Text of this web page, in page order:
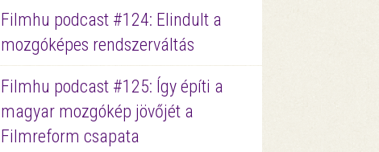
Filmhu podcast #124: Elindult a
mozgóképes rendszerváltás
Filmhu podcast #125: Így építi a
magyar mozgókép jövőjét a
Filmreform csapata